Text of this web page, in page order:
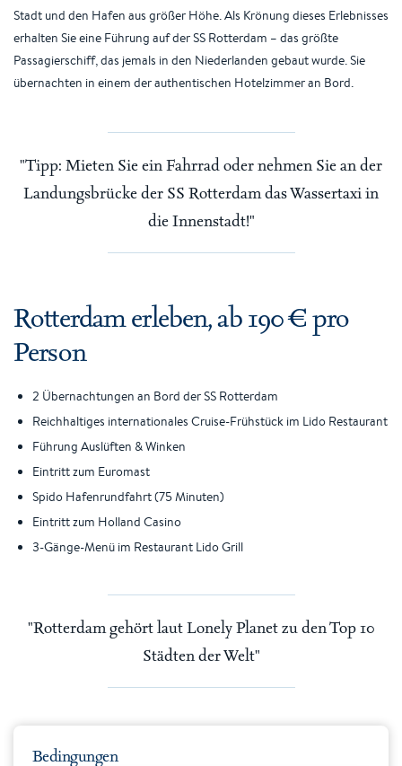
Stadt und den Hafen aus größer Höhe. Als Krönung dieses Erlebnisses
erhalten Sie eine Führung auf der SS Rotterdam – das größte
Passagierschiff, das jemals in den Niederlanden gebaut wurde. Sie
übernachten in einem der authentischen Hotelzimmer an Bord.
Tipp: Mieten Sie ein Fahrrad oder nehmen Sie an der
Landungsbrücke der SS Rotterdam das Wassertaxi in
die Innenstadt!
Rotterdam erleben, ab 190 € pro
Person
2 Übernachtungen an Bord der SS Rotterdam
Reichhaltiges internationales Cruise-Frühstück im Lido Restaurant
Führung Auslüften & Winken
Eintritt zum Euromast
Spido Hafenrundfahrt (75 Minuten)
Eintritt zum Holland Casino
3-Gänge-Menü im Restaurant Lido Grill
Rotterdam gehört laut Lonely Planet zu den Top 10
Städten der Welt
Bedingungen